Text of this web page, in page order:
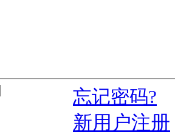
忘记密码?
新用户注册